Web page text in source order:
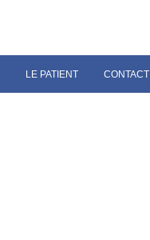
LE PATIENT CONTACT